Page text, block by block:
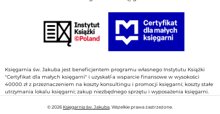
Księgarnia św. Jakuba jest beneficjentem programu własnego Instytutu Książki
"Certyfikat dla małych księgarni" i uzyskał/-a wsparcie finansowe w wysokości
40000 zł z przeznaczeniem na koszty konsultingu i promocji księgarni; koszty stałe
utrzymania lokalu księgarni; zakup niezbędnego sprzętu i wyposażenia księgarni.
© 2026Księgarnia św. Jakuba . Wszelkie prawa zastrzeżone.